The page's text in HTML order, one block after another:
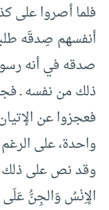
فلما أصروا على
أنفسهم صِدقَه
صدقه في أنه
ذلك من نفسه ـ
فعجزوا عن
واحدة، على
وقد نص على ذلك
الإِنْسُ وَالجِنُّ عَلَى